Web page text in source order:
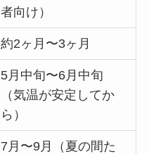
者向け）
約2ヶ月〜3ヶ月
5月中旬〜6月中旬
（気温が安定してか
ら）
7月〜9月（夏の間た